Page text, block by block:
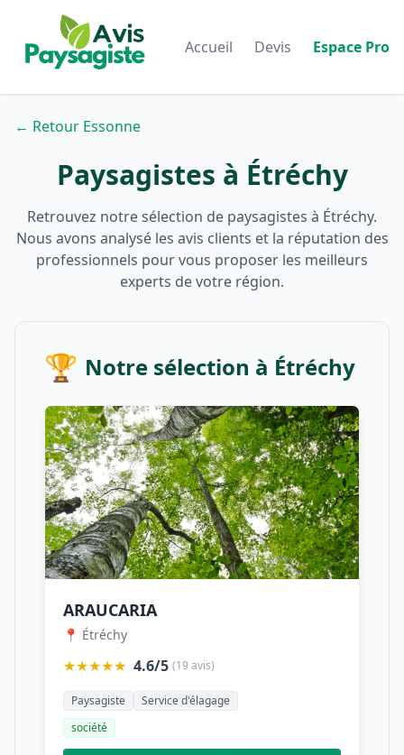
Accueil Devis Espace Pro
← Retour Essonne
Paysagistes à Étréchy
Retrouvez notre sélection de paysagistes à Étréchy.
Nous avons analysé les avis clients et la réputation des
professionnels pour vous proposer les meilleurs
experts de votre région.
🏆 Notre sélection à Étréchy
ARAUCARIA
📍 Étréchy
★★★★★ 4.6/5 (19 avis)
Paysagiste
Service d'élagage
société